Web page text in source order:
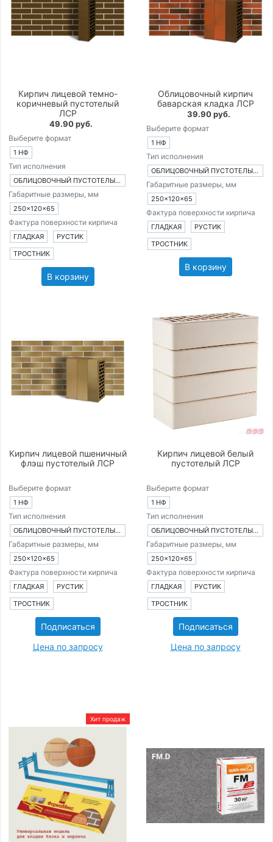
Кирпич лицевой темно-
коричневый пустотелый
ЛСР
49.90 руб.
Выберите формат
1 НФ
Тип исполнения
ОБЛИЦОВОЧНЫЙ ПУСТОТЕЛЫЙ КИРПИЧ
Габаритные размеры, мм
250×120×65
Фактура поверхности кирпича
ГЛАДКАЯ
РУСТИК
ТРОСТНИК
В корзину
Облицовочный кирпич
баварская кладка ЛСР
39.90 руб.
Выберите формат
1 НФ
Тип исполнения
ОБЛИЦОВОЧНЫЙ ПУСТОТЕЛЫЙ КИРПИЧ
Габаритные размеры, мм
250×120×65
Фактура поверхности кирпича
ГЛАДКАЯ
РУСТИК
ТРОСТНИК
В корзину
Кирпич лицевой пшеничный
флэш пустотелый ЛСР
Выберите формат
1 НФ
Тип исполнения
ОБЛИЦОВОЧНЫЙ ПУСТОТЕЛЫЙ КИРПИЧ
Габаритные размеры, мм
250×120×65
Фактура поверхности кирпича
ГЛАДКАЯ
РУСТИК
ТРОСТНИК
Подписаться
Цена по запросу
Кирпич лицевой белый
пустотелый ЛСР
Выберите формат
1 НФ
Тип исполнения
ОБЛИЦОВОЧНЫЙ ПУСТОТЕЛЫЙ КИРПИЧ
Габаритные размеры, мм
250×120×65
Фактура поверхности кирпича
ГЛАДКАЯ
РУСТИК
ТРОСТНИК
Подписаться
Цена по запросу
Хит продаж